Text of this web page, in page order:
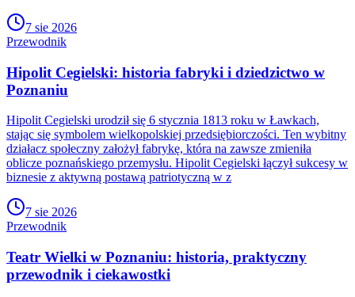
7 sie 2026
Przewodnik
Hipolit Cegielski: historia fabryki i dziedzictwo w
Poznaniu
Hipolit Cegielski urodził się 6 stycznia 1813 roku w Ławkach,
stając się symbolem wielkopolskiej przedsiębiorczości. Ten wybitny
działacz społeczny założył fabrykę, która na zawsze zmieniła
oblicze poznańskiego przemysłu. Hipolit Cegielski łączył sukcesy w
biznesie z aktywną postawą patriotyczną w z
7 sie 2026
Przewodnik
Teatr Wielki w Poznaniu: historia, praktyczny
przewodnik i ciekawostki